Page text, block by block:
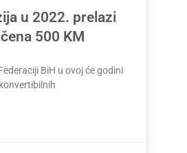
u 2022. prelazi
500 KM
BiH u ovoj će godini